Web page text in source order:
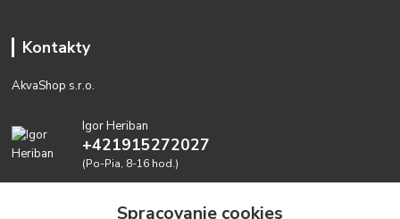
Kontakty
AkvaShop s.r.o.
Igor Heriban
+421915272027
(Po-Pia, 8-16 hod.)
Spracovanie cookies